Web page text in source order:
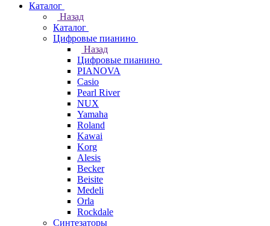
Каталог
Назад
Каталог
Цифровые пианино
Назад
Цифровые пианино
PIANOVA
Casio
Pearl River
NUX
Yamaha
Roland
Kawai
Korg
Alesis
Becker
Beisite
Medeli
Orla
Rockdale
Синтезаторы